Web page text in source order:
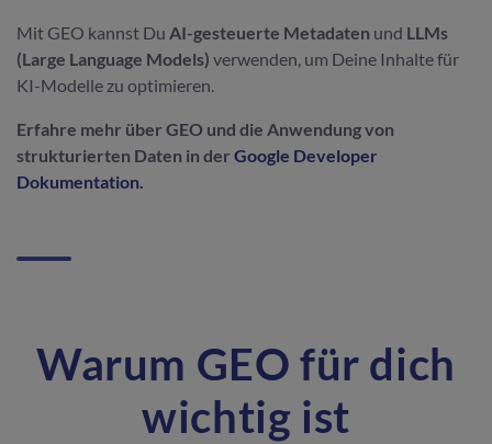
Mit GEO kannst Du AI-gesteuerte Metadaten und LLMs
(Large Language Models) verwenden, um Deine Inhalte für
KI-Modelle zu optimieren.
Erfahre mehr über GEO und die Anwendung von
strukturierten Daten in der Google Developer
Dokumentation.
Warum GEO für dich
wichtig ist